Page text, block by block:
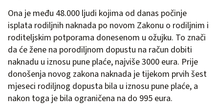
Ona je među 48.000 ljudi kojima od danas počinje
isplata rodiljnih naknada po novom Zakonu o rodiljnim i
roditeljskim potporama donesenom u ožujku. To znači
da će žene na porodiljnom dopustu na račun dobiti
naknadu u iznosu pune plaće, najviše 3000 eura. Prije
donošenja novog zakona naknada je tijekom prvih šest
mjeseci rodiljnog dopusta bila u iznosu pune plaće, a
nakon toga je bila ograničena na do 995 eura.